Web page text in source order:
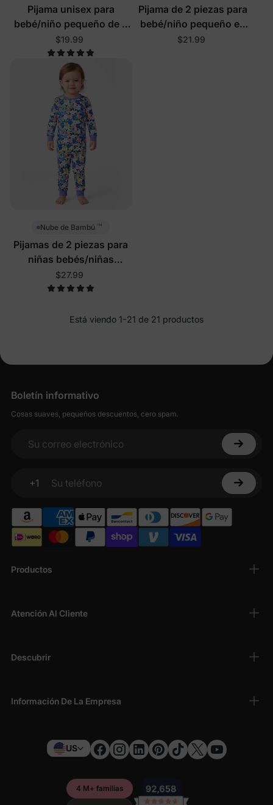
Pijama unisex para
bebé/niño pequeño de 2
piezas con hojas
pequeñas
$19.99
Pijama de 2 piezas para
bebé/niño pequeño en
albaricoque
$21.99
Nube de Bambú ™
Pijamas de 2 piezas para
niñas bebés/niñas
pequeñas con jardín de
flores
$27.99
Está viendo 1-21 de 21 productos
Productos
Atención Al Cliente
Descubrir
Información De La Empresa
Boletín informativo
Cosas suaves, pequeños descuentos, cero spam.
Su correo electrónico
+1
Su teléfono
US
4 M+ familias